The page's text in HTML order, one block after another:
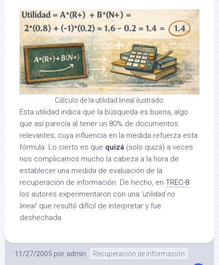
Cálculo de la utilidad lineal ilustrado.
Esta utilidad indica que la búsqueda es buena, algo
que así parecía al tener un 80% de documentos
relevantes, cuya influencia en la medida refuerza esta
fórmula. Lo cierto es que quizá (solo quizá) a veces
nos complicarnos mucho la cabeza a la hora de
establecer una medida de evaluación de la
recuperación de información. De hecho, en TREC-8
los autores experimentaron con una ‘utilidad no
lineal’ que resultó difícil de interpretar y fue
deshechada.
11/27/2005 por admin Recuperación de información